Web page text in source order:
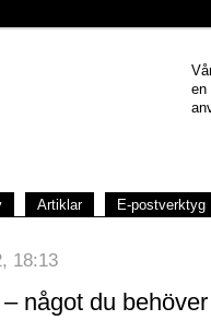
en
Artiklar E-postverktyg
18:13
något du